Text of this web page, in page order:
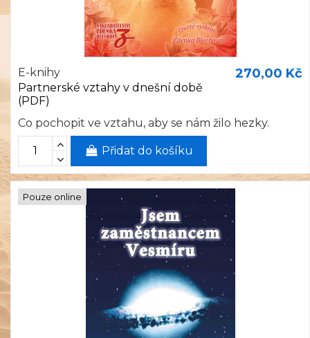
E-knihy
Partnerské vztahy v dnešní době
(PDF)
270,00 Kč
Co pochopit ve vztahu, aby se nám žilo hezky.
Přidat do košíku
Pouze online